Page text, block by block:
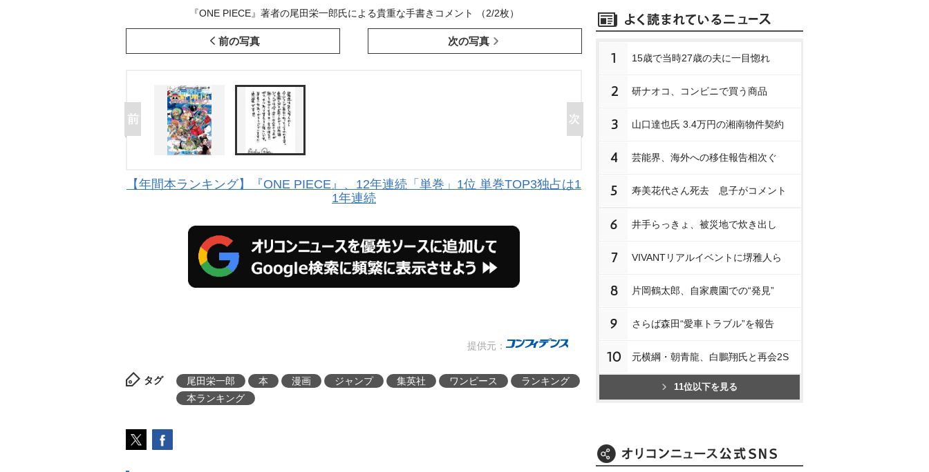
『ONE PIECE』著者の尾田栄一郎氏による貴重な手書きコメント （2/2枚）
前の写真 次の写真
【年間本ランキング】『ONE PIECE』、12年連続「単巻」1位 単巻TOP3独占は1
1年連続
提供元：
タグ 尾田栄一郎 本 漫画 ジャンプ 集英社 ワンピース
ランキング
本ランキング
1 15歳で当時27歳の夫に一目惚れ
2 研ナオコ、コンビニで買う商品
3 山口達也氏 3.4万円の湘南物件契約
4 芸能界、海外への移住報告相次ぐ
5 寿美花代さん死去 息子がコメント
6 井手らっきょ、被災地で炊き出し
7 VIVANTリアルイベントに堺雅人ら
8 片岡鶴太郎、自家農園での“発見”
9 さらば森田“愛車トラブル”を報告
10 元横綱・朝青龍、白鵬翔氏と再会2S
11位以下を見る